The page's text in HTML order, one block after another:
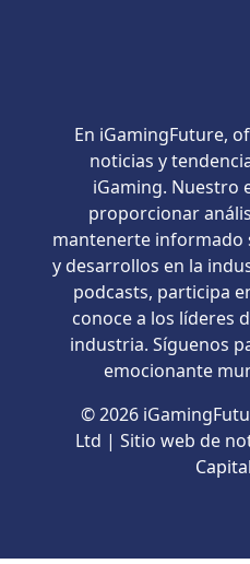
En iGamingFuture,
noticias y
iGaming. Nuestro
proporcionar
mantenerte informado
y desarrollos en la
podcasts, participa
conoce a los líderes
industria. Síguenos
emocionante
© 2026
Ltd | Sitio web de